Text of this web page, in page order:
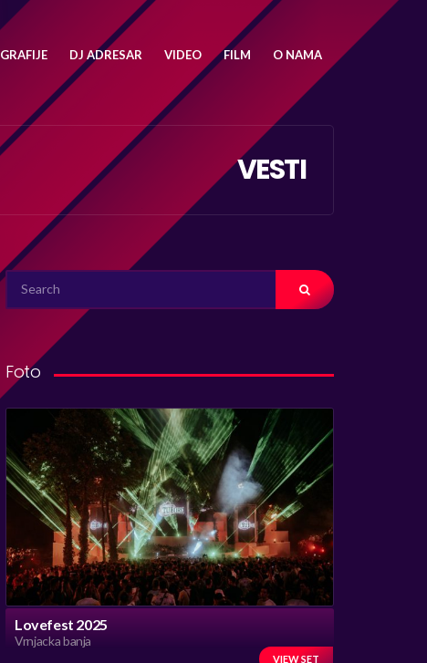
DJ ADRESAR VIDEO FILM O NAMA
VESTI
SEARCH
FOR:
Foto
Lovefest 2025
Vrnjacka banja
VIEW SET